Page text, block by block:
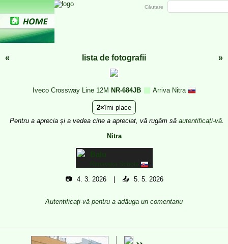
« lista de fotografii »
Iveco Crossway Line 12M NR-684JB Arriva Nitra
2 îmi place
Pentru a aprecia și a vedea cine a apreciat, vă rugăm să autentificați-vă.
Nitra
Balu
Rimavska Sobota
📷 4. 3. 2026 📤 5. 5. 2026
Autentificați-vă pentru a adăuga un comentariu
Căutare